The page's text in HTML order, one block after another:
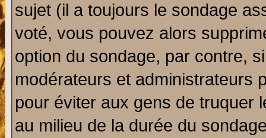
sujet (il a toujours le sondage
voté, vous pouvez alors
option du sondage, par contre,
modérateurs et administrateurs
pour éviter aux gens de truquer
au milieu de la durée du